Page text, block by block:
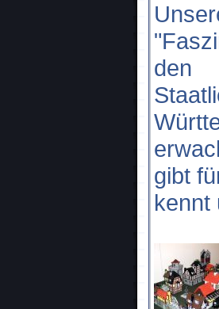
den
gibt
kennt